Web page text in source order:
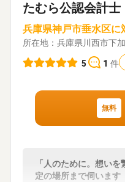
たむら公認会計
兵庫県神戸市垂水区に
所在地： 兵庫県川西市下
5 1 件
無料
「人のために。想い
定の場所まで伺います